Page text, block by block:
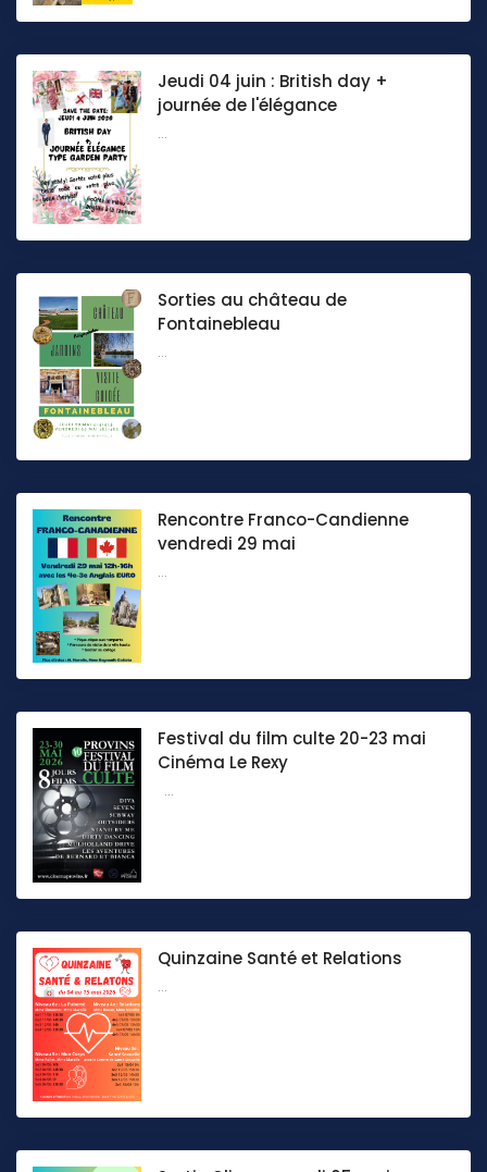
Jeudi 04 juin : British day +
journée de l'élégance
...
Sorties au château de
Fontainebleau
...
Rencontre Franco-Candienne
vendredi 29 mai
...
Festival du film culte 20-23 mai
Cinéma Le Rexy
...
Quinzaine Santé et Relations
...